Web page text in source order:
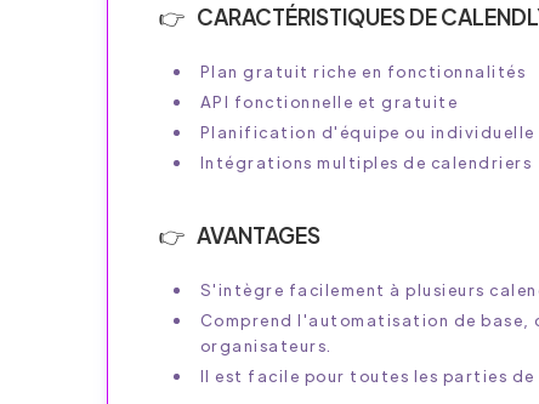
CARACTÉRISTIQUES DE
Plan gratuit riche en fonctionnalités
API fonctionnelle et gratuite
Planification d'équipe ou individuelle
Intégrations multiples de calendriers
AVANTAGES
S'intègre facilement à plusieurs
Comprend l'automatisation de base,
organisateurs.
Il est facile pour toutes les parties de